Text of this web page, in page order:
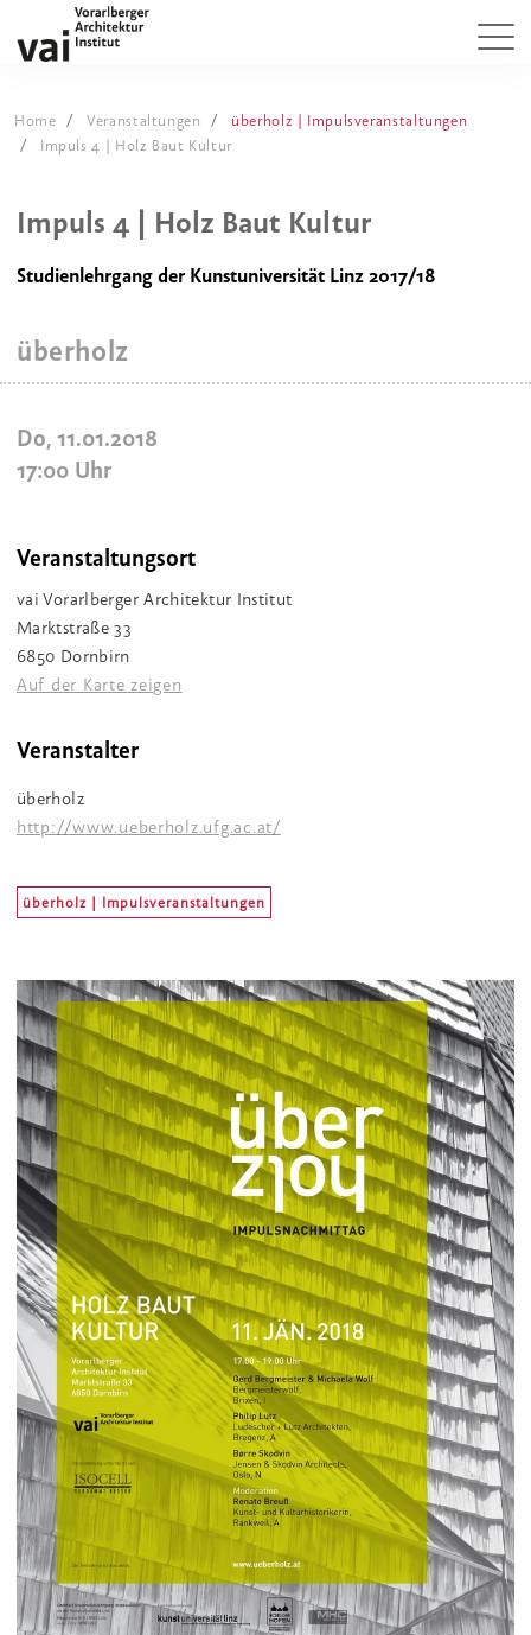
Home Veranstaltungen
überholz | Impulsveranstaltungen
Impuls 4 | Holz Baut Kultur
Impuls 4 | Holz Baut Kultur
Studienlehrgang der Kunstuniversität Linz 2017/18
überholz
Do, 11.01.2018
17:00 Uhr
Veranstaltungsort
vai Vorarlberger Architektur Institut
Marktstraße 33
6850 Dornbirn
Auf der Karte zeigen
Veranstalter
überholz
http://www.ueberholz.ufg.ac.at/
überholz | Impulsveranstaltungen